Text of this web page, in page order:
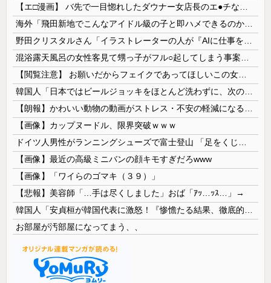
【エ□漫画】 バ先で一目惚れしたダウナー女店長のエ●チなサービスで給料0円…！弱点チクビ責めでイカせまくってわからせる…！
海外「飛田新地でこんなアイドル級の子と即ハメできるのかよ」⇒ 晒された無修正動画がコチラ
野田クリスタルさん「イラストレーターの人が『AIに仕事を奪われる』って言ってるけど、あなた達は"仕事を奪う側"じゃない？」
混浴露天風呂の女性客見て甥っ子がフル○起してしまう事案が発生 part4
【閲覧注意】 お願いだからフェイクであってほしいこの女児の動画、本物だった…
韓国人「日本ではビールジョッキをほとんど洗わずに、次の客に出すんだ！ これが証拠の映像だ!!」……あー、なるほどですねー。韓国には「アレ」がないんだ？
【朗報】かわいい動物の動画がストレス・不安の軽減になる可能性。英大学の研究で実証
【画像】カップヌードル、限界突破ｗｗｗ
ドイツ人男性がランニングシューズで富士登山 「足をくじいて動けない」
【画像】最近の高級ミニバンの顔キモすぎだろwww
【画像】「ワイらのゴマキ（３９）」
【悲報】美容師「…手は尽くしました」おば「ｱｯ…ｯｽ…」→
韓国人「安貞桓が韓国代表に激怒！『惨憺たる結果、徹底的な刷新が必要だ』と監督や協会を痛烈批判」
お部屋が汚部屋になってまう、、